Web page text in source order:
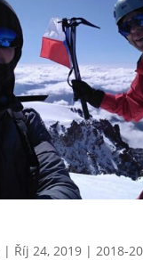
| Říj 24, 2019| 2018-